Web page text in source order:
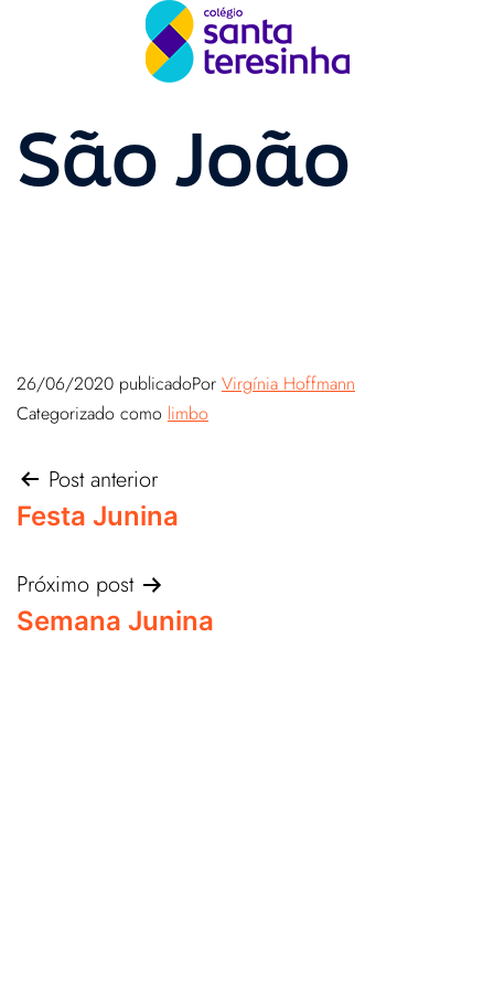
São João
26/06/2020 publicadoPor Virgínia Hoffmann
Categorizado como limbo
Post anterior
Festa Junina
Próximo post
Semana Junina